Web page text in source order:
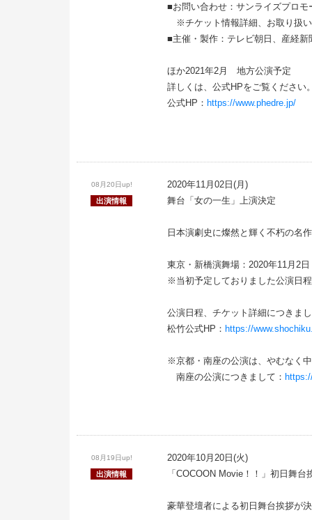
■お問い合わせ：サンライズプロ
※チケット情報詳細、お取り扱
■主催・製作：テレビ朝日、産経
ほか2021年2月 地方公演予定
詳しくは、公式HPをご覧ください
公式HP： https://www.phedre.jp/
08月20日up!
出演情報
2020年11月02日(月)
舞台「女の一生」上演決定
日本演劇史に燦然と輝く不朽の名
東京・新橋演舞場：2020年11月2
※当初予定しておりました公演日
公演日程、チケット詳細につきま
松竹公式HP： https://
※京都・南座の公演は、やむなく
南座の公演につきまして：
08月19日up!
出演情報
2020年10月20日(火)
「COCOON Movie！！」初日舞台
豪華登壇者による初日舞台挨拶が